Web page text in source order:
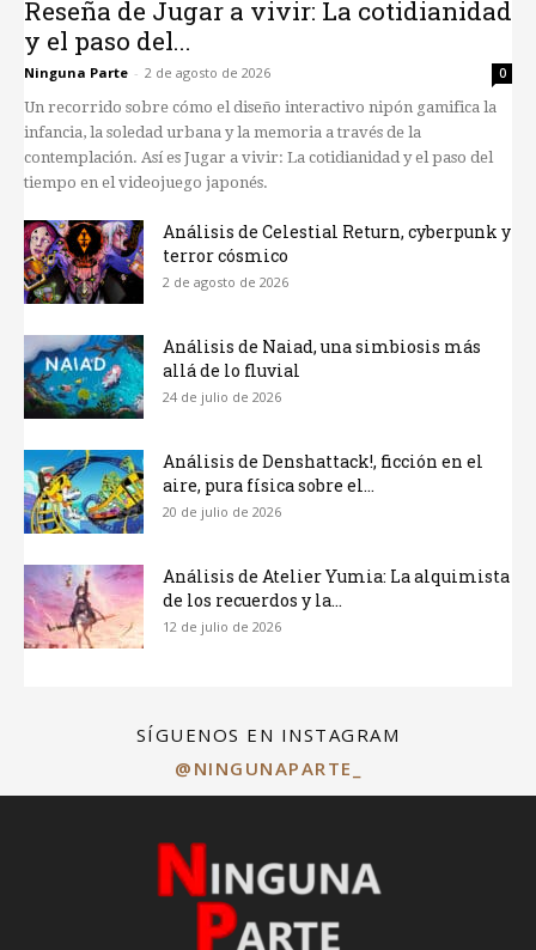
Reseña de Jugar a vivir: La cotidianidad
y el paso del...
Ninguna Parte - 2 de agosto de 2026 0
Un recorrido sobre cómo el diseño interactivo nipón gamifica la
infancia, la soledad urbana y la memoria a través de la
contemplación. Así es Jugar a vivir: La cotidianidad y el paso del
tiempo en el videojuego japonés.
Análisis de Celestial Return, cyberpunk y
terror cósmico
2 de agosto de 2026
Análisis de Naiad, una simbiosis más
allá de lo fluvial
24 de julio de 2026
Análisis de Denshattack!, ficción en el
aire, pura física sobre el...
20 de julio de 2026
Análisis de Atelier Yumia: La alquimista
de los recuerdos y la...
12 de julio de 2026
SÍGUENOS EN INSTAGRAM
@NINGUNAPARTE_